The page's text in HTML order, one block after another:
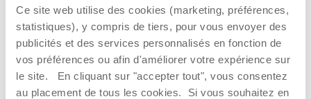
Ce site web utilise des cookies (marketing, préférences,
statistiques), y compris de tiers, pour vous envoyer des
publicités et des services personnalisés en fonction de
vos préférences ou afin d'améliorer votre expérience sur
le site. En cliquant sur "accepter tout", vous consentez
au placement de tous les cookies. Si vous souhaitez en
Dès 18,99 €
AJOUTER
9,99 €
AJOUTER